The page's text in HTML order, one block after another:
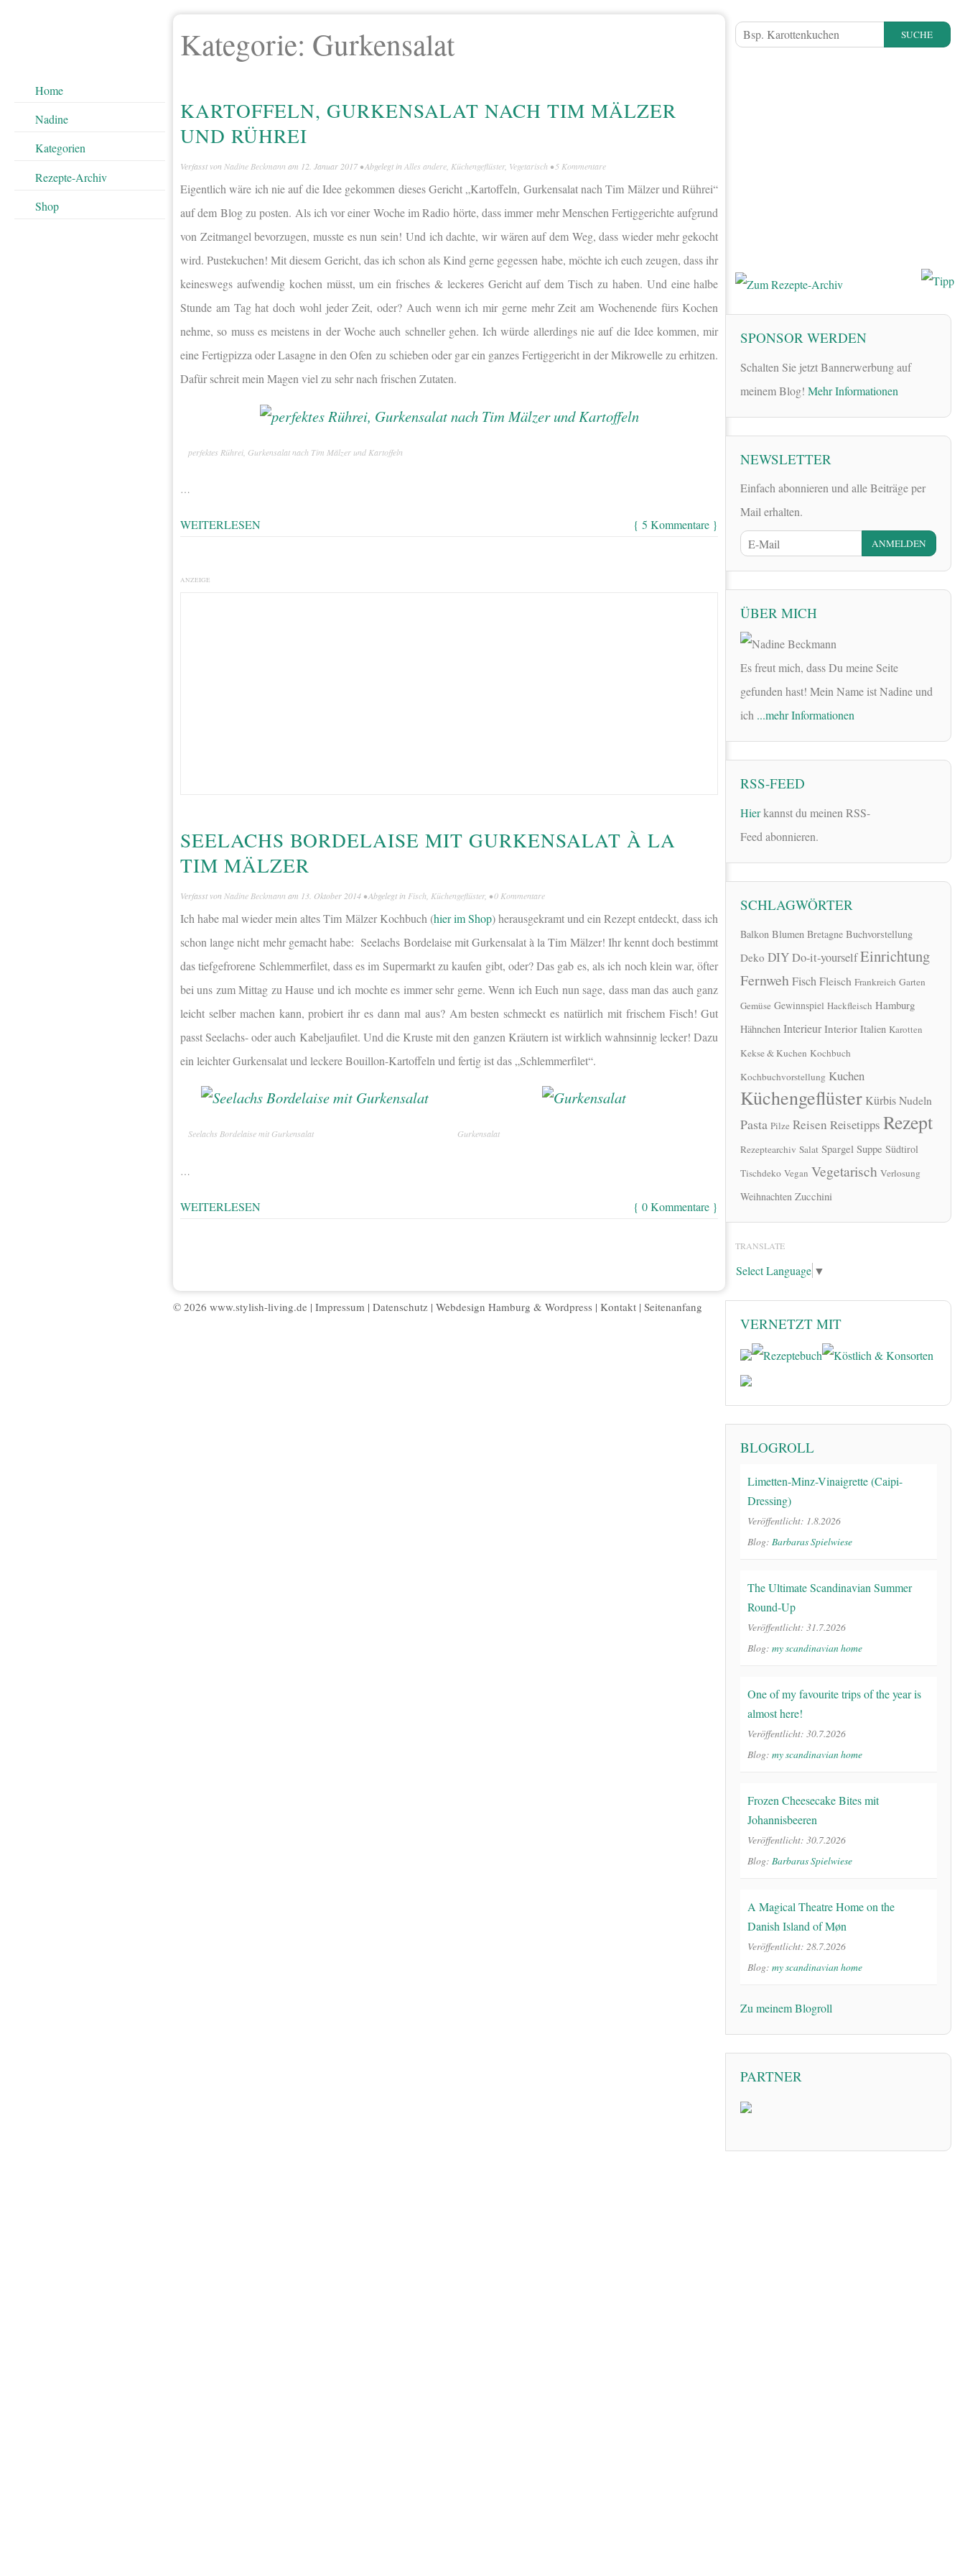
Home
Nadine
Kategorien
Rezepte-Archiv
Shop
Kategorie: Gurkensalat
KARTOFFELN, GURKENSALAT NACH TIM MÄLZER
UND RÜHREI
Verfasst von Nadine Beckmann am 12. Januar 2017 • Abgelegt in Alles andere, Küchengeflüster, Vegetarisch •5 Kommentare
Eigentlich wäre ich nie auf die Idee gekommen dieses Gericht „Kartoffeln, Gurkensalat nach Tim Mälzer und Rührei“
auf dem Blog zu posten. Als ich vor einer Woche im Radio hörte, dass immer mehr Menschen Fertiggerichte aufgrund
von Zeitmangel bevorzugen, musste es nun sein! Und ich dachte, wir wären auf dem Weg, dass wieder mehr gekocht
wird. Pustekuchen! Mit diesem Gericht, das ich schon als Kind gerne gegessen habe, möchte ich euch zeugen, dass ihr
keineswegs aufwendig kochen müsst, um ein frisches & leckeres Gericht auf dem Tisch zu haben. Und eine halbe
Stunde am Tag hat doch wohl jeder Zeit, oder? Auch wenn ich mir gerne mehr Zeit am Wochenende fürs Kochen
nehme, so muss es meistens in der Woche auch schneller gehen. Ich würde allerdings nie auf die Idee kommen, mir
eine Fertigpizza oder Lasagne in den Ofen zu schieben oder gar ein ganzes Fertiggericht in der Mikrowelle zu erhitzen.
Dafür schreit mein Magen viel zu sehr nach frischen Zutaten.
perfektes Rührei, Gurkensalat nach Tim Mälzer und Kartoffeln
…
WEITERLESEN { 5 Kommentare }
ANZEIGE
SEELACHS BORDELAISE MIT GURKENSALAT À LA
TIM MÄLZER
Verfasst von Nadine Beckmann am 13. Oktober 2014 • Abgelegt in Fisch, Küchengeflüster, •0 Kommentare
Ich habe mal wieder mein altes Tim Mälzer Kochbuch (hier im Shop) herausgekramt und ein Rezept entdeckt, dass ich
schon lange nicht mehr gemacht habe: Seelachs Bordelaise mit Gurkensalat à la Tim Mälzer! Ihr kennt doch bestimmt
das tiefgefrorene Schlemmerfilet, dass es im Supermarkt zu kaufen gibt, oder? Das gab es, als ich noch klein war, öfter
bei uns zum Mittag zu Hause und ich mochte es immer sehr gerne. Wenn ich Euch nun sage, dass man das auch ganz
leicht selber machen kann, probiert ihr es dann mal aus? Am besten schmeckt es natürlich mit frischem Fisch! Gut
passt Seelachs- oder auch Kabeljaufilet. Und die Kruste mit den ganzen Kräutern ist wirklich wahnsinnig lecker! Dazu
ein leichter Gurkensalat und leckere Bouillon-Kartoffeln und fertig ist das „Schlemmerfilet“.
Seelachs Bordelaise mit Gurkensalat Gurkensalat
…
WEITERLESEN { 0 Kommentare }
© 2026 www.stylish-living.de | Impressum | Datenschutz | Webdesign Hamburg & Wordpress | Kontakt | Seitenanfang
SUCHE
SPONSOR WERDEN
Schalten Sie jetzt Bannerwerbung auf
meinem Blog! Mehr Informationen
NEWSLETTER
Einfach abonnieren und alle Beiträge per
Mail erhalten.
ÜBER MICH
Es freut mich, dass Du meine Seite
gefunden hast! Mein Name ist Nadine und
ich ...mehr Informationen
RSS-FEED
Hierkannst du meinen RSS-
Feed abonnieren.
SCHLAGWÖRTER
Balkon Blumen Bretagne Buchvorstellung
Deko DIYDo-it-yourselfEinrichtung
FernwehFischFleisch Frankreich Garten
Gemüse Gewinnspiel Hackfleisch Hamburg
Hähnchen Interieur Interior Italien Karotten
Kekse & Kuchen Kochbuch
Kochbuchvorstellung Kuchen
Küchengeflüster KürbisNudeln
Pasta Pilze Reisen Reisetipps Rezept
Rezeptearchiv Salat Spargel Suppe Südtirol
Tischdeko Vegan Vegetarisch Verlosung
Weihnachten Zucchini
TRANSLATE
Select Language ▼
VERNETZT MIT
BLOGROLL
Limetten-Minz-Vinaigrette (Caipi-
Dressing)
Veröffentlicht: 1.8.2026
Blog: Barbaras Spielwiese
The Ultimate Scandinavian Summer
Round-Up
Veröffentlicht: 31.7.2026
Blog: my scandinavian home
One of my favourite trips of the year is
almost here!
Veröffentlicht: 30.7.2026
Blog: my scandinavian home
Frozen Cheesecake Bites mit
Johannisbeeren
Veröffentlicht: 30.7.2026
Blog: Barbaras Spielwiese
A Magical Theatre Home on the
Danish Island of Møn
Veröffentlicht: 28.7.2026
Blog: my scandinavian home
Zu meinem Blogroll
PARTNER